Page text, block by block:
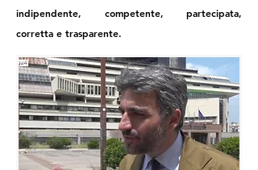
indipendente, competente, partecipata,
corretta e trasparente.